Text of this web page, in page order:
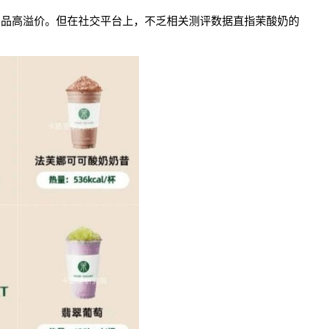
高溢价。但在社交平台上，不乏相关测评数据直指茉酸奶的